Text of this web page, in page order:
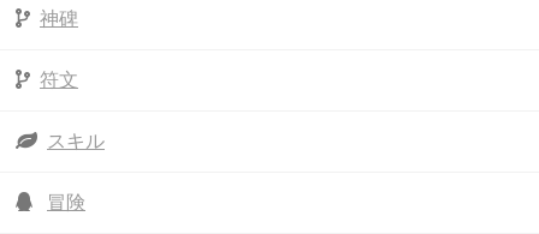
神碑
符文
スキル
冒険